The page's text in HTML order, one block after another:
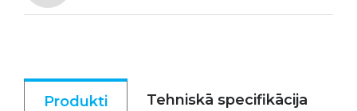
Produkti Tehniskā specifikācija